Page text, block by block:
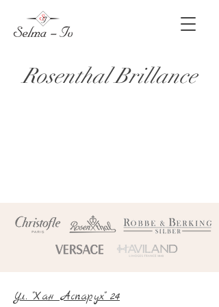
Rosenthal Brillance
Ул. "Хан Аспарух" 24